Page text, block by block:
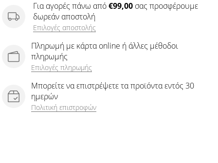
Για αγορές πάνω από€99,00 σας προσφέρουμε
δωρεάν αποστολή
Επιλογές αποστολής
Πληρωμή με κάρτα online ή άλλες μέθοδοι
πληρωμής
Επιλογές πληρωμής
Μπορείτε να επιστρέψετε τα προϊόντα εντός 30
ημερών
Πολιτική επιστροφών